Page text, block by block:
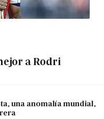
a Rodri
una anomalía mundial,